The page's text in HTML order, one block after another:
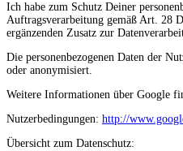
Ich habe zum Schutz Deiner
Auftragsverarbeitung gemäß Art. 28
ergänzenden Zusatz zur
Die personenbezogenen Daten der
oder anonymisiert.
Weitere Informationen über Google
Nutzerbedingungen: http://
Übersicht zum Datenschutz: